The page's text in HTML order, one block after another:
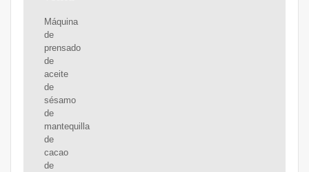
Máquina
de
prensado
de
aceite
de
sésamo
de
mantequilla
de
cacao
de